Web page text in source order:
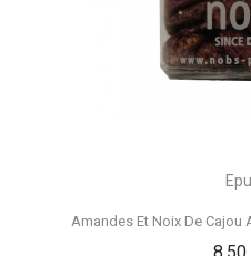
Amandes Et Noix De Cajou